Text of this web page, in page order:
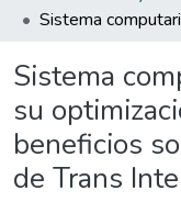
Sistema
su
beneficios
de Trans